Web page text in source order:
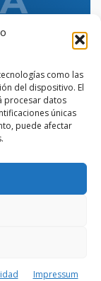
como las
del dispositivo. El
procesar datos
únicas
puede afectar
Impressum
de
Página